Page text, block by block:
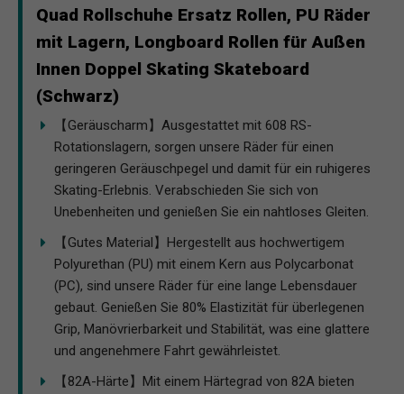
Quad Rollschuhe Ersatz Rollen, PU Räder
mit Lagern, Longboard Rollen für Außen
Innen Doppel Skating Skateboard
(Schwarz)
【Geräuscharm】Ausgestattet mit 608 RS-
Rotationslagern, sorgen unsere Räder für einen
geringeren Geräuschpegel und damit für ein ruhigeres
Skating-Erlebnis. Verabschieden Sie sich von
Unebenheiten und genießen Sie ein nahtloses Gleiten.
【Gutes Material】Hergestellt aus hochwertigem
Polyurethan (PU) mit einem Kern aus Polycarbonat
(PC), sind unsere Räder für eine lange Lebensdauer
gebaut. Genießen Sie 80% Elastizität für überlegenen
Grip, Manövrierbarkeit und Stabilität, was eine glattere
und angenehmere Fahrt gewährleistet.
【82A-Härte】Mit einem Härtegrad von 82A bieten